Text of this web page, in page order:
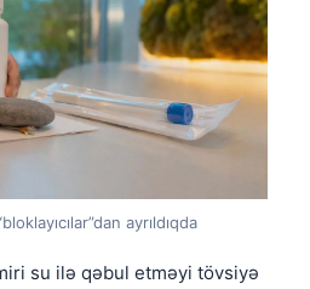
ayrıldıqda
su ilə qəbul etməyi tövsiyə